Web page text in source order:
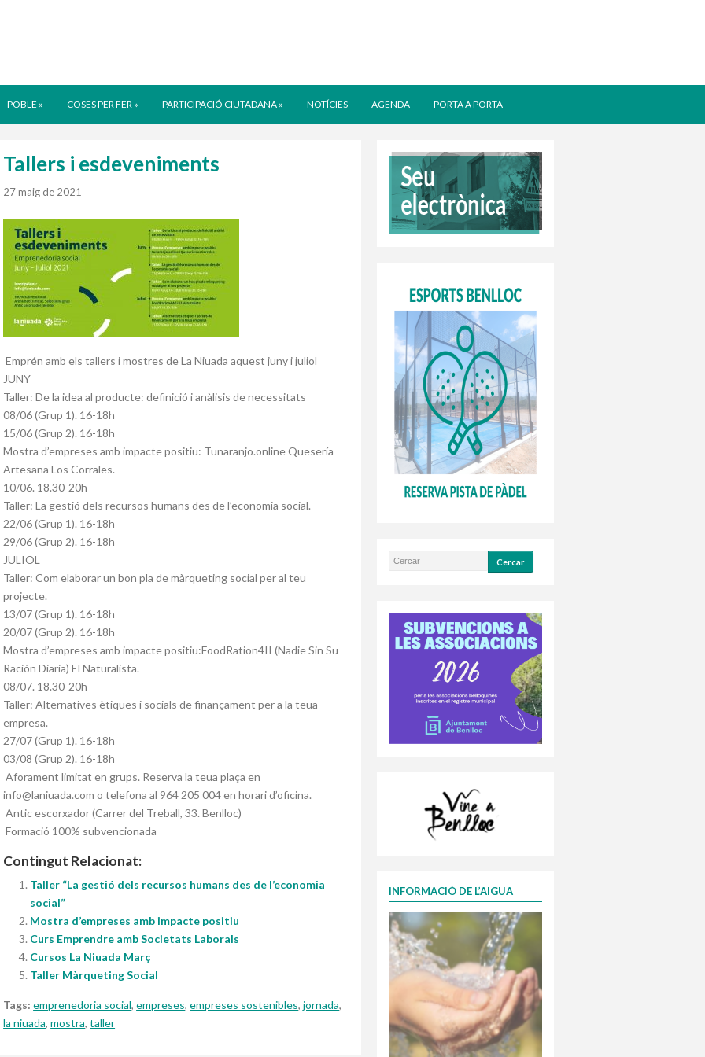
POBLE » COSES PER FER » PARTICIPACIÓ CIUTADANA » NOTÍCIES AGENDA PORTA A PORTA
Tallers i esdeveniments
27 maig de 2021
Emprén amb els tallers i mostres deLa Niuada aquest juny i juliol
JUNY
Taller: De la idea al producte: definició i anàlisis de necessitats
08/06 (Grup 1). 16-18h
15/06 (Grup 2). 16-18h
Mostra d’empreses amb impacte positiu: Tunaranjo.onlineQuesería
Artesana Los Corrales.
10/06. 18.30-20h
Taller: La gestió dels recursos humans des de l’economia social.
22/06 (Grup 1). 16-18h
29/06 (Grup 2). 16-18h
JULIOL
Taller: Com elaborar un bon pla de màrqueting social per al teu
projecte.
13/07 (Grup 1). 16-18h
20/07 (Grup 2). 16-18h
Mostra d’empreses amb impacte positiu:FoodRation4II (Nadie Sin Su
Ración Diaria)El Naturalista.
08/07. 18.30-20h
Taller: Alternatives ètiques i socials de finançament per a la teua
empresa.
27/07 (Grup 1). 16-18h
03/08 (Grup 2). 16-18h
Aforament limitat en grups. Reserva la teua plaça en
info@laniuada.com o telefona al 964 205 004 en horari d’oficina.
Antic escorxador (Carrer del Treball, 33. Benlloc)
Formació 100% subvencionada
Contingut Relacionat:
Taller “La gestió dels recursos humans des de l’economia
social”
Mostra d’empreses amb impacte positiu
Curs Emprendre amb Societats Laborals
Cursos La Niuada Març
Taller Màrqueting Social
Tags: emprenedoria social,empreses,empreses sostenibles,jornada,
la niuada,mostra,taller
INFORMACIÓ DE L’AIGUA